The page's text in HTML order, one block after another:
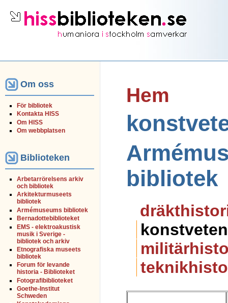
Om oss
För bibliotek
Kontakta HISS
Om HISS
Om webbplatsen
Biblioteken
Arbetarrörelsens arkiv
och bibliotek
Arkitekturmuseets
bibliotek
Armémuseums bibliotek
Bernadottebiblioteket
EMS - elektroakustisk
musik i Sverige -
bibliotek och arkiv
Etnografiska museets
bibliotek
Forum för levande
historia - Biblioteket
Fotografibiblioteket
Goethe-Institut
Schweden
Hem
bibliotek